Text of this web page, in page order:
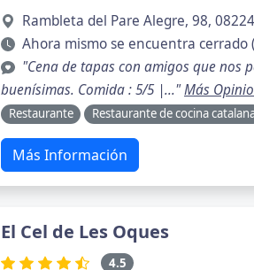
Rambleta del Pare Alegre, 98,
Ahora mismo se encuentra cerrado
"Cena de tapas con amigos que nos
buenísimas. Comida : 5/5 |..."Más
Restaurante Restaurante de cocina
Más Información
El Cel de Les Oques
4.5